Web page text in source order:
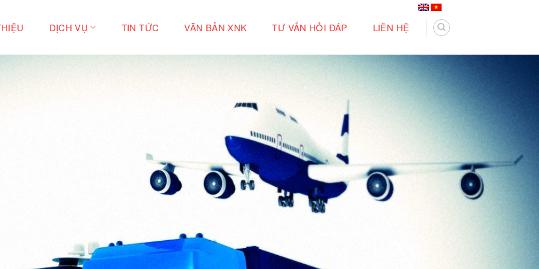
DỊCH VỤ TIN TỨC VĂN BẢN XNK TƯ VẤN HỎI ĐÁP LIÊN HỆ